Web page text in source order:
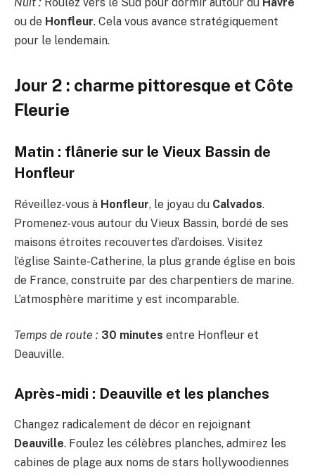
Nuit : Roulez vers le Sud pour dormir autour du Havre
ou de Honfleur. Cela vous avance stratégiquement
pour le lendemain.
Jour 2 : charme pittoresque et Côte
Fleurie
Matin : flânerie sur le Vieux Bassin de
Honfleur
Réveillez-vous à Honfleur, le joyau du Calvados.
Promenez-vous autour du Vieux Bassin, bordé de ses
maisons étroites recouvertes d’ardoises. Visitez
l’église Sainte-Catherine, la plus grande église en bois
de France, construite par des charpentiers de marine.
L’atmosphère maritime y est incomparable.
Temps de route : 30 minutes entre Honfleur et
Deauville.
Après-midi : Deauville et les planches
Changez radicalement de décor en rejoignant
Deauville. Foulez les célèbres planches, admirez les
cabines de plage aux noms de stars hollywoodiennes